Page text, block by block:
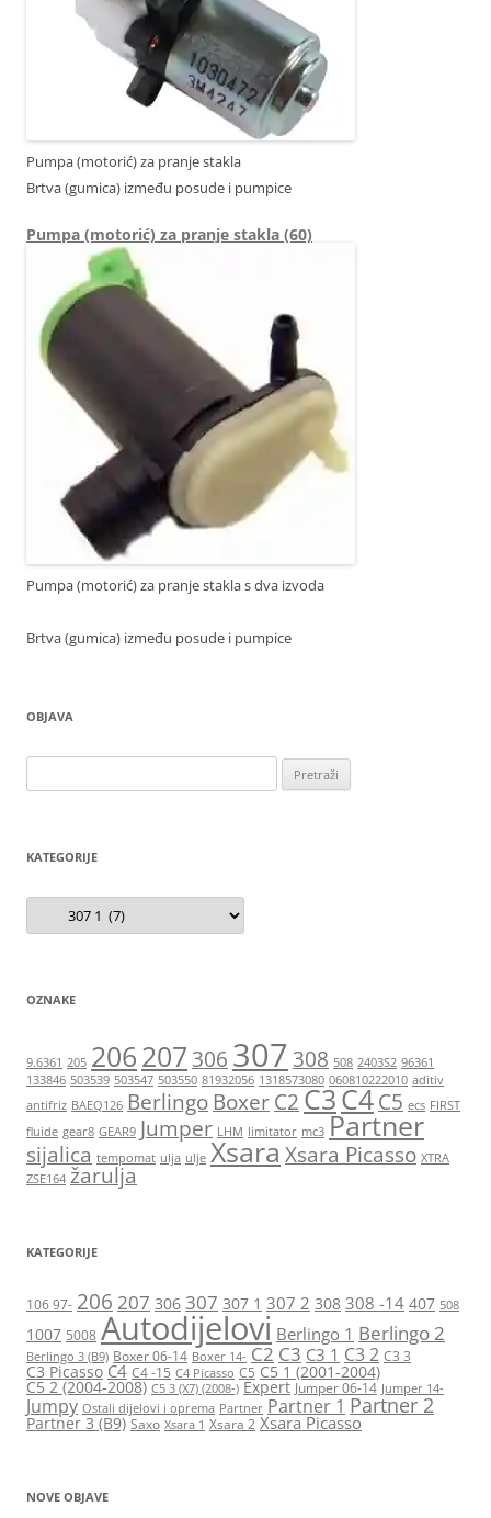
Pumpa (motorić) za pranje stakla
Brtva (gumica) između posude i pumpice
Pumpa (motorić) za pranje stakla (60)
Pumpa (motorić) za pranje stakla s dva izvoda
Brtva (gumica) između posude i pumpice
OBJAVA
KATEGORIJE
Kategorije
OZNAKE
9.6361 205 206207 306 307 308 508 2403S2 96361
133846 503539 503547 503550 81932056 1318573080 060810222010 aditiv
antifriz BAEQ126 Berlingo BoxerC2C3C4C5 ecs FIRST
fluide gear8 GEAR9 Jumper LHM limitator mc3 Partner
sijalica tempomat ulja ulje Xsara Xsara Picasso XTRA
ZSE164 žarulja
KATEGORIJE
106 97- 206 207 306 307 307 1 307 2 308 308 -14 407 508
1007 5008 Autodijelovi Berlingo 1 Berlingo 2
Berlingo 3 (B9) Boxer 06-14 Boxer 14- C2 C3 C3 1 C3 2 C3 3
C3 Picasso C4 C4 -15 C4 Picasso C5 C5 1 (2001-2004)
C5 2 (2004-2008) C5 3 (X7) (2008-) Expert Jumper 06-14 Jumper 14-
Jumpy Ostali dijelovi i oprema Partner Partner 1 Partner 2
Partner 3 (B9) Saxo Xsara 1 Xsara 2 Xsara Picasso
NOVE OBJAVE